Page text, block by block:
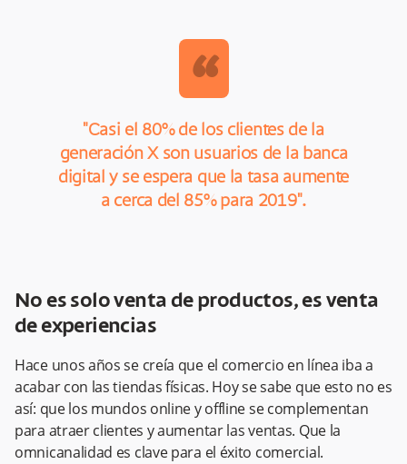
“
"Casi el 80% de los clientes de la
generación X son usuarios de la banca
digital y se espera que la tasa aumente
a cerca del 85% para 2019".
No es solo venta de productos, es venta
de experiencias
Hace unos años se creía que el comercio en línea iba a
acabar con las tiendas físicas. Hoy se sabe que esto no es
así: que los mundos online y offline se complementan
para atraer clientes y aumentar las ventas. Que la
omnicanalidad es clave para el éxito comercial.